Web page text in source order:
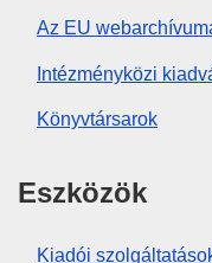
Az EU
Intézményközi
Könyvtársarok
Eszközök
Kiadói